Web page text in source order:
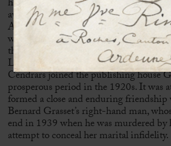
awarded both the Médaille militaire and
Although this distinction is alluded to
was almost thirty years later—two
the writer was promoted to the rank of
Légion d’honneur by André Malraux.
Cendrars joined the publishing house
prosperous period in the 1920s. It was
formed a close and enduring
Bernard Grasset’s right-hand man,
end in 1939 when he was murdered
attempt to conceal her marital infidelity.